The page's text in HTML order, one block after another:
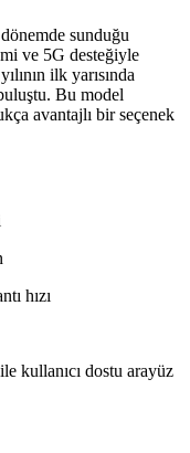
sunduğu
ve 5G desteğiyle
ilk yarısında
Bu model
avantajlı bir seçenek
hızı
kullanıcı dostu arayüz